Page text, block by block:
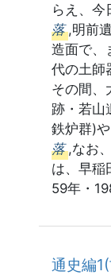
らえ、今
落 ,明前
造面で、
代の土師
その間、
跡・若山
鉄炉群)
落 ,なお
は、早稲
59年・
通史編